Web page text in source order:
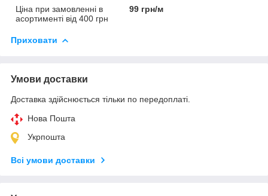
Ціна при замовленні в
асортименті від 400 грн
99 грн/м
Приховати
Умови доставки
Доставка здійснюється тільки по передоплаті.
Нова Пошта
Укрпошта
Всі умови доставки